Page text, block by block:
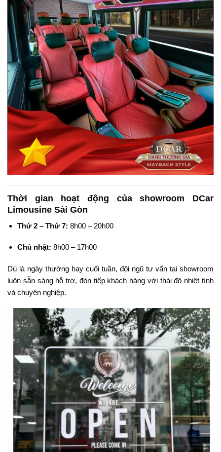
Thời gian hoạt động của showroom DCar
Limousine Sài Gòn
Thứ 2 – Thứ 7: 8h00 – 20h00
Chủ nhật: 8h00 – 17h00
Dù là ngày thường hay cuối tuần, đội ngũ tư vấn tại showroom
luôn sẵn sàng hỗ trợ, đón tiếp khách hàng với thái độ nhiệt tình
và chuyên nghiệp.